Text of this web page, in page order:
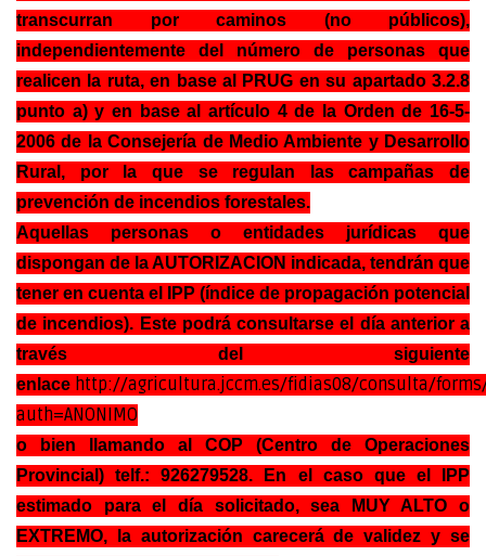
transcurran por caminos (no públicos),
independientemente del número de personas que
realicen la ruta, en base al PRUG en su apartado 3.2.8
punto a) y en base al artículo 4 de la Orden de 16-5-
2006 de la Consejería de Medio Ambiente y Desarrollo
Rural, por la que se regulan las campañas de
prevención de incendios forestales.
Aquellas personas o entidades jurídicas que
dispongan de la AUTORIZACION indicada, tendrán que
tener en cuenta el IPP (índice de propagación potencial
de incendios). Este podrá consultarse el día anterior a
través del siguiente
enlace http://agricultura.jccm.es/fidias08/consulta/
auth=ANONIMO
o bien llamando al COP (Centro de Operaciones
Provincial) telf.: 926279528. En el caso que el IPP
estimado para el día solicitado, sea MUY ALTO o
EXTREMO, la autorización carecerá de validez y se